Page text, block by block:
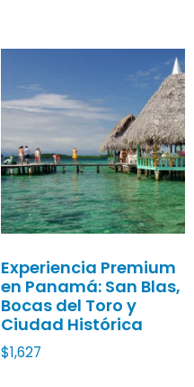
Experiencia Premium
en Panamá: San Blas,
Bocas del Toro y
Ciudad Histórica
$1,627